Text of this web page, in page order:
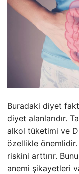
Buradaki diyet
diyet alanlarıdır.
alkol tüketimi ve
özellikle
riskini arttırır.
anemi şikayetleri